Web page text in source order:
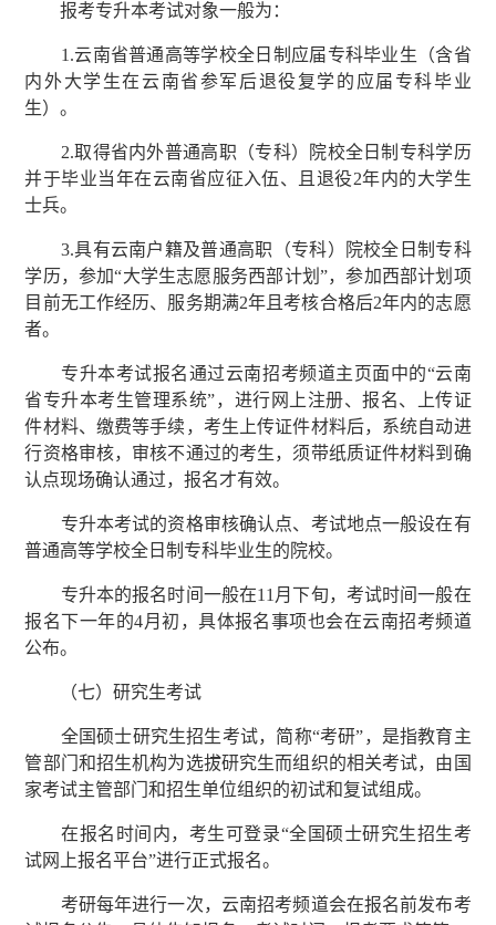
报考专升本考试对象一般为：
1.云南省普通高等学校全日制应届专科毕业生（含省
内外大学生在云南省参军后退役复学的应届专科毕业
生）。
2.取得省内外普通高职（专科）院校全日制专科学历
并于毕业当年在云南省应征入伍、且退役2年内的大学生
士兵。
3.具有云南户籍及普通高职（专科）院校全日制专科
学历，参加“大学生志愿服务西部计划”，参加西部计划项
目前无工作经历、服务期满2年且考核合格后2年内的志愿
者。
专升本考试报名通过云南招考频道主页面中的“云南
省专升本考生管理系统”，进行网上注册、报名、上传证
件材料、缴费等手续，考生上传证件材料后，系统自动进
行资格审核，审核不通过的考生，须带纸质证件材料到确
认点现场确认通过，报名才有效。
专升本考试的资格审核确认点、考试地点一般设在有
普通高等学校全日制专科毕业生的院校。
专升本的报名时间一般在11月下旬，考试时间一般在
报名下一年的4月初，具体报名事项也会在云南招考频道
公布。
（七）研究生考试
全国硕士研究生招生考试，简称“考研”，是指教育主
管部门和招生机构为选拔研究生而组织的相关考试，由国
家考试主管部门和招生单位组织的初试和复试组成。
在报名时间内，考生可登录“全国硕士研究生招生考
试网上报名平台”进行正式报名。
考研每年进行一次，云南招考频道会在报名前发布考